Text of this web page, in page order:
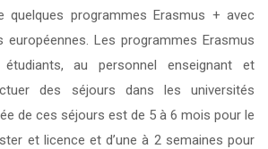
quelques programmes Erasmus + avec
européennes. Les programmes Erasmus
au personnel enseignant et
des séjours dans les universités
de ces séjours est de 5 à 6 mois pour le
et licence et d’une à 2 semaines pour